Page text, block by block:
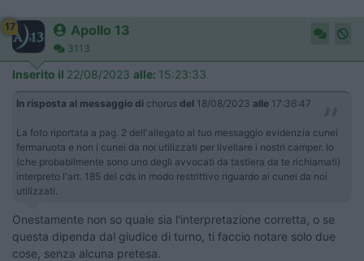
17 Apollo 13
3113
Inserito il 22/08/2023 alle: 15:23:33
In risposta al messaggio di chorus del 18/08/2023 alle 17:36:47
La foto riportata a pag. 2 dell'allegato al tuo messaggio evidenzia cunei
fermaruota e non i cunei da noi utilizzati per livellare i nostri camper. Io
(che probabilmente sono uno degli avvocati da tastiera da te richiamati)
interpreto l'art. 185 del cds in modo restrittivo riguardo ai cunei da noi
utilizzati.
Onestamente non so quale sia l'interpretazione corretta, o se
questa dipenda dal giudice di turno, ti faccio notare solo due
cose, senza alcuna pretesa.